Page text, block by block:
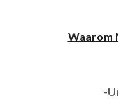
Waarom
-